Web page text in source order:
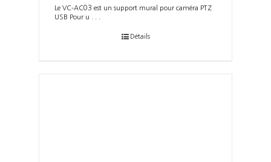
Le VC-AC03 est un support mural pour caméra PTZ
USB Pour u . . .
Détails